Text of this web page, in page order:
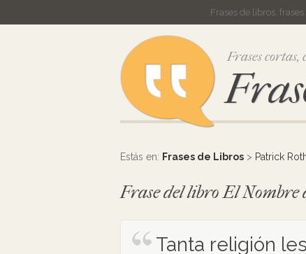
Frases de libros,
Frases cortas,
Estás en: Frases de Libros > Patrick
Frase del libro El
Tanta religión